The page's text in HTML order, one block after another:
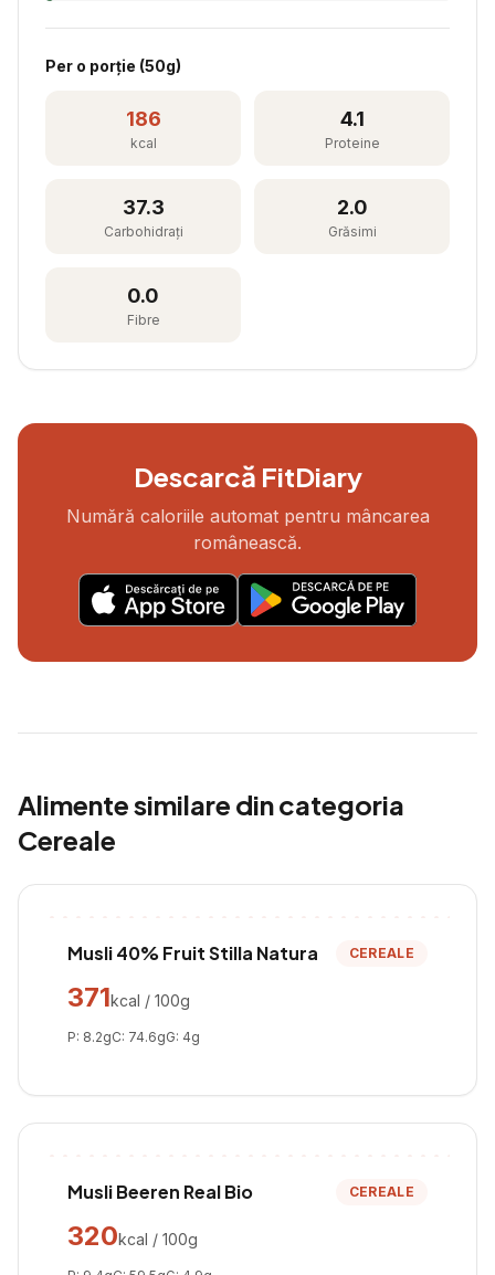
Per o porție (50g)
186
kcal
4.1
Proteine
37.3
Carbohidrați
2.0
Grăsimi
0.0
Fibre
Descarcă FitDiary
Numără caloriile automat pentru mâncarea
românească.
Alimente similare din categoria
Cereale
Musli 40% Fruit Stilla Natura CEREALE
371kcal / 100g
P: 8.2gC: 74.6gG: 4g
Musli Beeren Real Bio CEREALE
320kcal / 100g